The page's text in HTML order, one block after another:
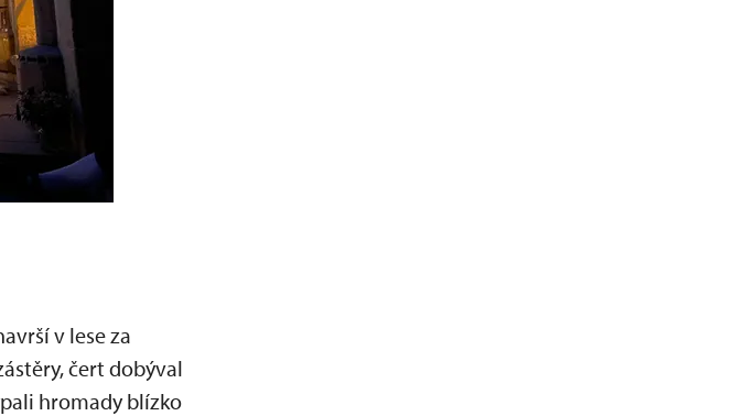
v lese za
čert dobýval
hromady blízko